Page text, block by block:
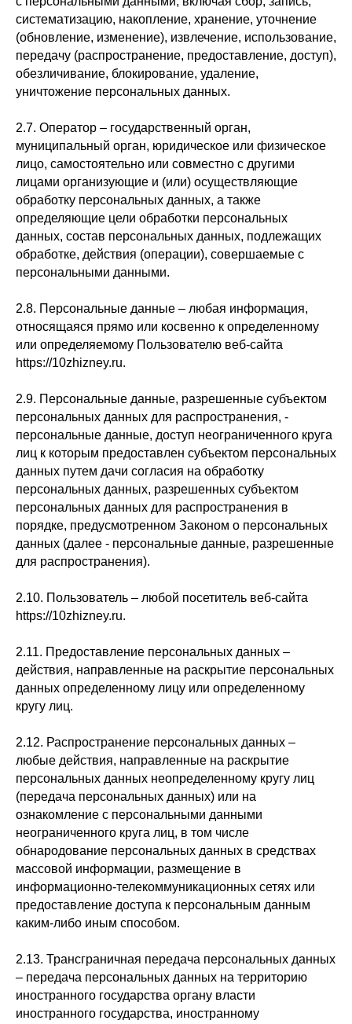
систематизацию, накопление, хранение, уточнение
(обновление, изменение), извлечение, использование,
передачу (распространение, предоставление, доступ),
обезличивание, блокирование, удаление,
уничтожение персональных данных.
2.7. Оператор – государственный орган,
муниципальный орган, юридическое или физическое
лицо, самостоятельно или совместно с другими
лицами организующие и (или) осуществляющие
обработку персональных данных, а также
определяющие цели обработки персональных
данных, состав персональных данных, подлежащих
обработке, действия (операции), совершаемые с
персональными данными.
2.8. Персональные данные – любая информация,
относящаяся прямо или косвенно к определенному
или определяемому Пользователю веб-сайта
https://10zhizney.ru.
2.9. Персональные данные, разрешенные субъектом
персональных данных для распространения, -
персональные данные, доступ неограниченного круга
лиц к которым предоставлен субъектом персональных
данных путем дачи согласия на обработку
персональных данных, разрешенных субъектом
персональных данных для распространения в
порядке, предусмотренном Законом о персональных
данных (далее - персональные данные, разрешенные
для распространения).
2.10. Пользователь – любой посетитель веб-сайта
https://10zhizney.ru.
2.11. Предоставление персональных данных –
действия, направленные на раскрытие персональных
данных определенному лицу или определенному
кругу лиц.
2.12. Распространение персональных данных –
любые действия, направленные на раскрытие
персональных данных неопределенному кругу лиц
(передача персональных данных) или на
ознакомление с персональными данными
неограниченного круга лиц, в том числе
обнародование персональных данных в средствах
массовой информации, размещение в
информационно-телекоммуникационных сетях или
предоставление доступа к персональным данным
каким-либо иным способом.
2.13. Трансграничная передача персональных данных
– передача персональных данных на территорию
иностранного государства органу власти
иностранного государства, иностранному